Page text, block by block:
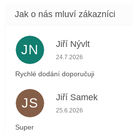
JN Jiří Nývlt
Hodnocení obchodu je 5
24.7.2026
Rychlé dodání doporučuji
JS Jiří Samek
Hodnocení obchodu je 5
25.6.2026
Super